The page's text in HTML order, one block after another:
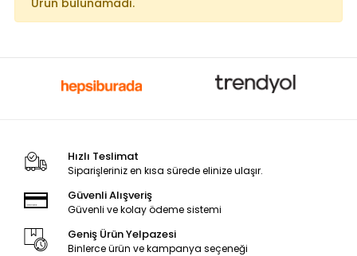
Ürün bulunamadı.
Hızlı Teslimat
Siparişleriniz en kısa sürede elinize ulaşır.
Güvenli Alışveriş
Güvenli ve kolay ödeme sistemi
Geniş Ürün Yelpazesi
Binlerce ürün ve kampanya seçeneği